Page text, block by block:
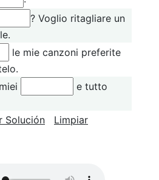
? Voglio ritagliare un
le mie canzoni preferite
e tutto
Solución Limpiar